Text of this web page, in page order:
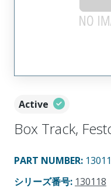
Active
Box Track,
PART NUMBER:
シリーズ番号: 130118